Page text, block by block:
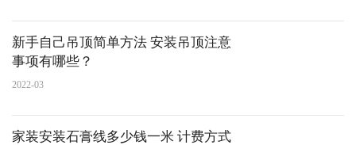
新手自己吊顶简单方法 安装吊顶注意
事项有哪些？
2022-03
家装安装石膏线多少钱一米 计费方式